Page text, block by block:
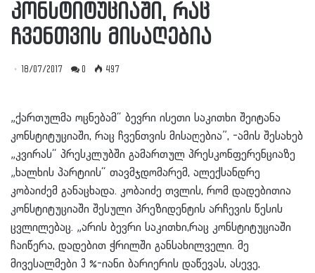
კონსტიტუციაში, რაც
ჩვენთვის მისაღებია
18/07/2017 0 497
„ქართულმა ოცნებამ“ ბევრი ისეთი საკითხი შეიტანა
კონსტიტუციაში, რაც ჩვენთვის მისაღებია”, -ამის შესახებ
„კვირას“ პრესკლუბში გამართულ პრესკონფერენციაზე
„ხალხის პარტიის“ თავმჯდომარემ, ალექსანდრე
კობაიძემ განაცხადა. კობაიძე თვლის, რომ დადებითია
კონსტიტუციაში შესული პრეზიდენტის არჩევის წესის
ცვლილებაც. „არის ბევრი საკითხი,რაც კონსტიტუციაში
ჩაიწერა, დადებით ჭრილში განსახილველი. მე
მივესალმები 3 %-იანი ბარიერის დაწევას, ასევე,